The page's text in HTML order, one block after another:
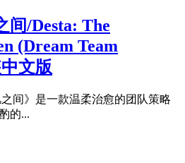
间/Desta: The
(Dream Team
文版
间》是一款温柔治愈的团队策略
的...